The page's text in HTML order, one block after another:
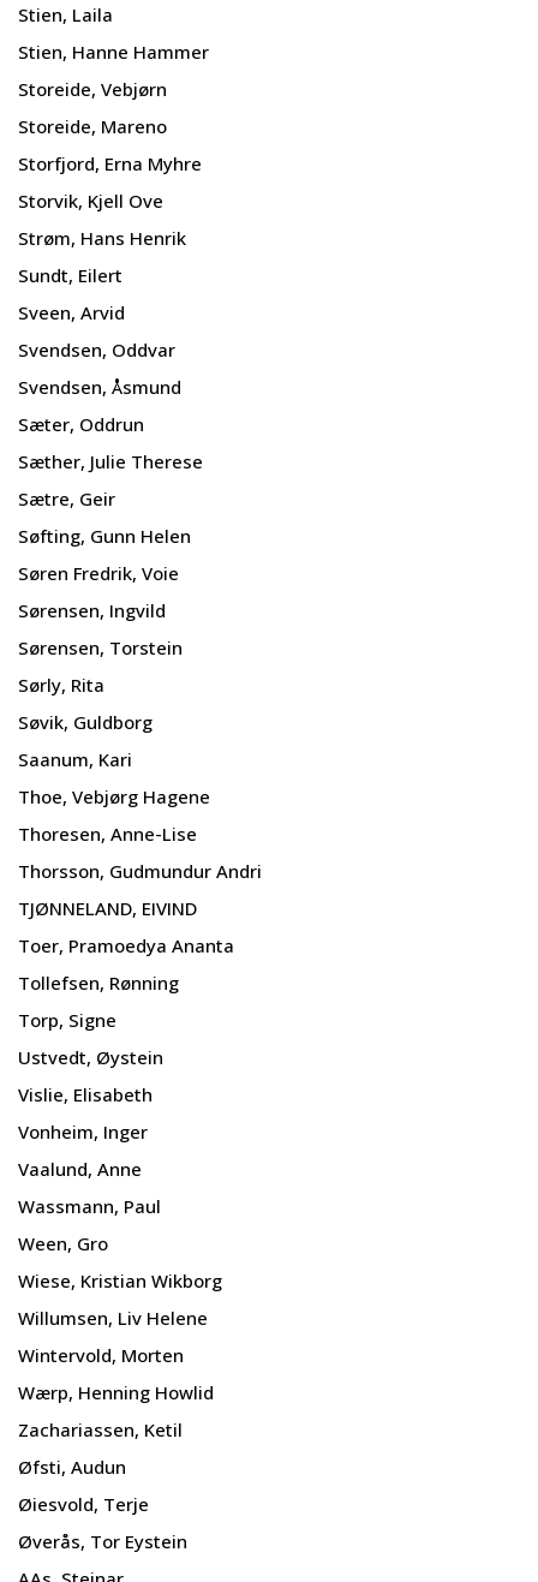
Stien, Laila
Stien, Hanne Hammer
Storeide, Vebjørn
Storeide, Mareno
Storfjord, Erna Myhre
Storvik, Kjell Ove
Strøm, Hans Henrik
Sundt, Eilert
Sveen, Arvid
Svendsen, Oddvar
Svendsen, Åsmund
Sæter, Oddrun
Sæther, Julie Therese
Sætre, Geir
Søfting, Gunn Helen
Søren Fredrik, Voie
Sørensen, Ingvild
Sørensen, Torstein
Sørly, Rita
Søvik, Guldborg
Saanum, Kari
Thoe, Vebjørg Hagene
Thoresen, Anne-Lise
Thorsson, Gudmundur Andri
TJØNNELAND, EIVIND
Toer, Pramoedya Ananta
Tollefsen, Rønning
Torp, Signe
Ustvedt, Øystein
Vislie, Elisabeth
Vonheim, Inger
Vaalund, Anne
Wassmann, Paul
Ween, Gro
Wiese, Kristian Wikborg
Willumsen, Liv Helene
Wintervold, Morten
Wærp, Henning Howlid
Zachariassen, Ketil
Øfsti, Audun
Øiesvold, Terje
Øverås, Tor Eystein